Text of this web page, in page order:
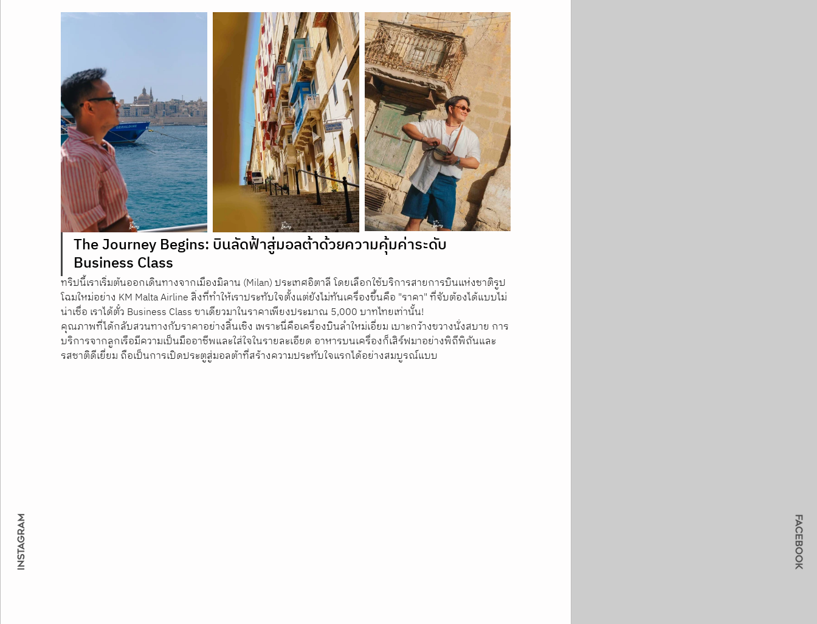
The Journey Begins: บินลัดฟ้าสู่มอลต้าด้วยความคุ้มค่าระดับ
Business Class
ทริปนี้เราเริ่มต้นออกเดินทางจากเมืองมิลาน (Milan) ประเทศอิตาลี โดยเลือกใช้บริการสายการบินแห่งชาติรูป
โฉมใหม่อย่าง KM Malta Airline สิ่งที่ทำให้เราประทับใจตั้งแต่ยังไม่ทันเครื่องขึ้นคือ "ราคา" ที่จับต้องได้แบบไม่
น่าเชื่อ เราได้ตั๋ว Business Class ขาเดียวมาในราคาเพียงประมาณ 5,000 บาทไทยเท่านั้น!
คุณภาพที่ได้กลับสวนทางกับราคาอย่างสิ้นเชิง เพราะนี่คือเครื่องบินลำใหม่เอี่ยม เบาะกว้างขวางนั่งสบาย การ
บริการจากลูกเรือมีความเป็นมืออาชีพและใส่ใจในรายละเอียด อาหารบนเครื่องก็เสิร์ฟมาอย่างพิถีพิถันและ
รสชาติดีเยี่ยม ถือเป็นการเปิดประตูสู่มอลต้าที่สร้างความประทับใจแรกได้อย่างสมบูรณ์แบบ